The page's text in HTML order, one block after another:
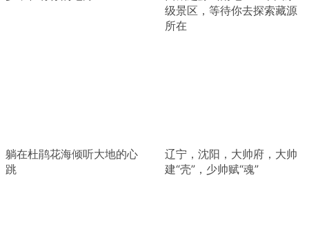
级景区，等待你去探索藏源
所在
躺在杜鹃花海倾听大地的心
跳
辽宁，沈阳，大帅府，大帅
建“壳”，少帅赋“魂”